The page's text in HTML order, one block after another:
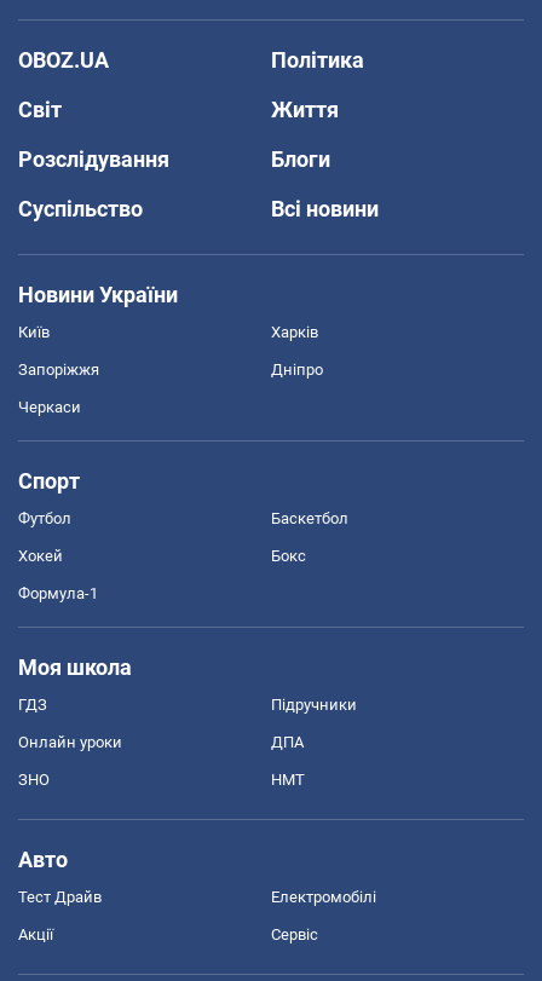
OBOZ.UA
Політика
Світ
Життя
Розслідування
Блоги
Суспільство
Всі новини
Новини України
Київ Харків
Запоріжжя Дніпро
Черкаси
Спорт
Футбол Баскетбол
Хокей Бокс
Формула-1
Моя школа
ГДЗ Підручники
Онлайн уроки ДПА
ЗНО НМТ
Авто
Тест Драйв Електромобілі
Акції Сервіс